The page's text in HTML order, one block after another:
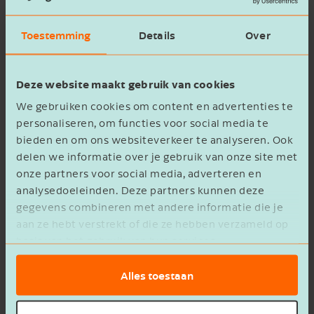
Toestemming Details Over
Deze website maakt gebruik van cookies
We gebruiken cookies om content en advertenties te
personaliseren, om functies voor social media te
bieden en om ons websiteverkeer te analyseren. Ook
delen we informatie over je gebruik van onze site met
onze partners voor social media, adverteren en
analysedoeleinden. Deze partners kunnen deze
gegevens combineren met andere informatie die je
aan ze hebt verstrekt of die ze hebben verzameld op
basis van het gebruik van hun services.
Alles toestaan
Vermindering gebruik fossiele
Om Nederland minder afhankelijk te maken van
fossiele energie wil het kabinet de volgende
Verhogen van de Energie-investeringsaftrek
(EIA) per 1 januari 2027 van 40% naar
45,5%.
Het invoeren van een inruilregeling in het
vierde kwartaal 2026 waarbij huishoudens
met een lager of middeninkomen een oude
fossiele auto (emissieklasse 1 tot en met 4)
aanschaffen (hiervoor is in 2026 € 2 miljoen,